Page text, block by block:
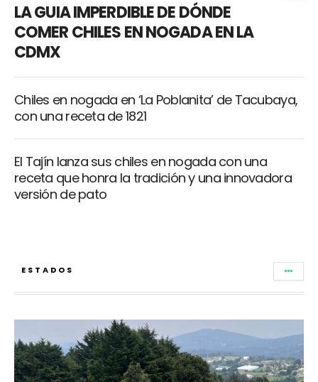
LA GUIA IMPERDIBLE DE DÓNDE
COMER CHILES EN NOGADA EN LA
CDMX
Chiles en nogada en ‘La Poblanita’ de Tacubaya,
con una receta de 1821
El Tajín lanza sus chiles en nogada con una
receta que honra la tradición y una innovadora
versión de pato
ESTADOS